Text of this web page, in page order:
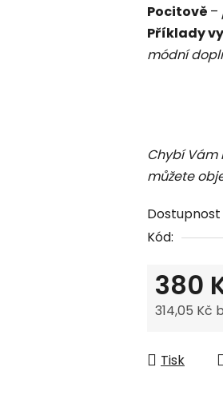
Pocitově –
Příklady
módní
Chybí Vám
můžete
Dostupnost
Kód:
380
314,05 Kč
Tisk